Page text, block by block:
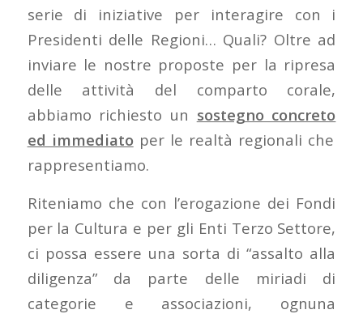
serie di iniziative per interagire con i
Presidenti delle Regioni… Quali? Oltre ad
inviare le nostre proposte per la ripresa
delle attività del comparto corale,
abbiamo richiesto un sostegno concreto
ed immediato per le realtà regionali che
rappresentiamo.
Riteniamo che con l’erogazione dei Fondi
per la Cultura e per gli Enti Terzo Settore,
ci possa essere una sorta di “assalto alla
diligenza” da parte delle miriadi di
categorie e associazioni, ognuna